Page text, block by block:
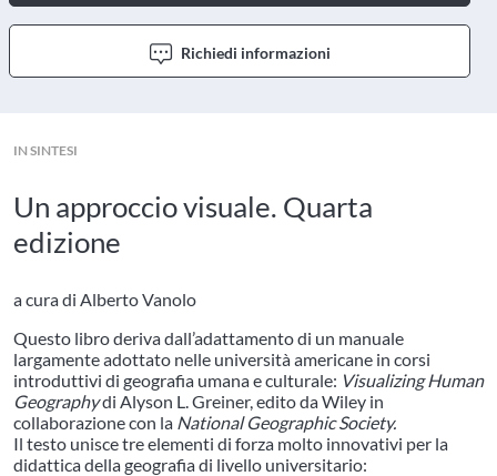
Richiedi informazioni
IN SINTESI
Un approccio visuale. Quarta
edizione
a cura di Alberto Vanolo
Questo libro deriva dall’adattamento di un manuale
largamente adottato nelle università americane in corsi
introduttivi di geografia umana e culturale: Visualizing Human
Geographydi Alyson L. Greiner, edito da Wiley in
collaborazione con la National Geographic Society.
Il testo unisce tre elementi di forza molto innovativi per la
didattica della geografia di livello universitario: